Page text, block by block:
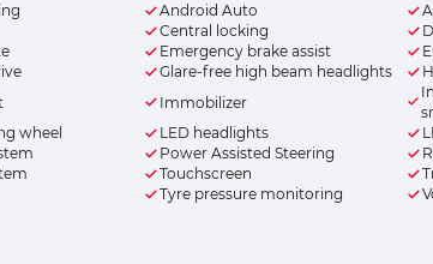
Android Auto
Central locking
Emergency brake assist
Glare-free high beam headlights
Immobilizer
wheel LED headlights
Power Assisted Steering
Touchscreen
Tyre pressure monitoring